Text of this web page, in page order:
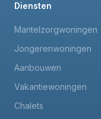
Diensten
Mantelzorgwoningen
Jongerenwoningen
Aanbouwen
Vakantiewoningen
Chalets